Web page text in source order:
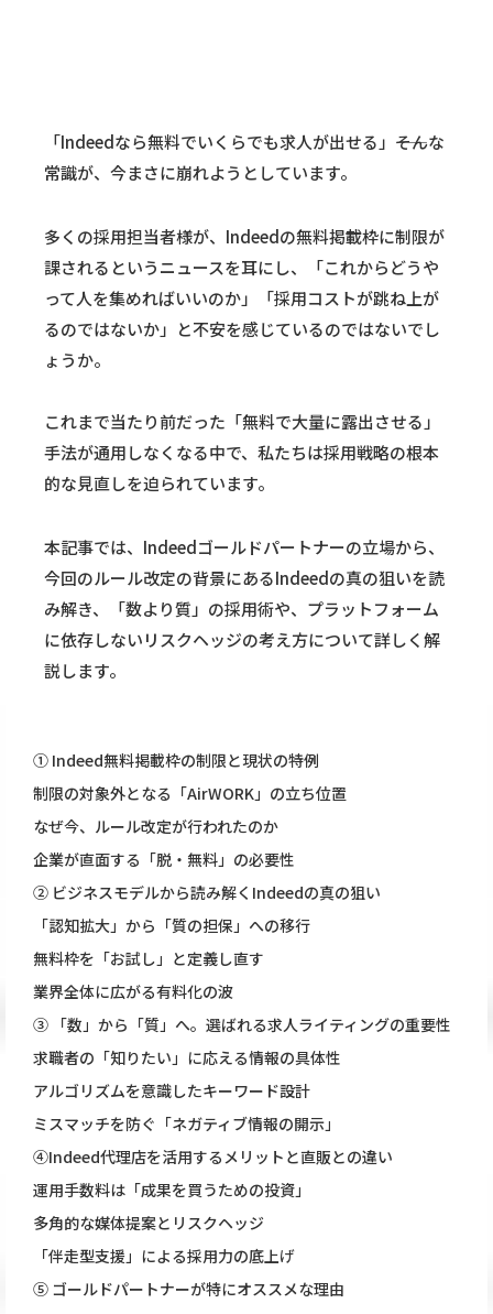
「Indeedなら無料でいくらでも求人が出せる」――そんな
常識が、今まさに崩れようとしています。
多くの採用担当者様が、Indeedの無料掲載枠に制限が
課されるというニュースを耳にし、「これからどうや
って人を集めればいいのか」「採用コストが跳ね上が
るのではないか」と不安を感じているのではないでし
ょうか。
これまで当たり前だった「無料で大量に露出させる」
手法が通用しなくなる中で、私たちは採用戦略の根本
的な見直しを迫られています。
本記事では、Indeedゴールドパートナーの立場から、
今回のルール改定の背景にあるIndeedの真の狙いを読
み解き、「数より質」の採用術や、プラットフォーム
に依存しないリスクヘッジの考え方について詳しく解
説します。
① Indeed無料掲載枠の制限と現状の特例
制限の対象外となる「AirWORK」の立ち位置
なぜ今、ルール改定が行われたのか
企業が直面する「脱・無料」の必要性
② ビジネスモデルから読み解くIndeedの真の狙い
「認知拡大」から「質の担保」への移行
無料枠を「お試し」と定義し直す
業界全体に広がる有料化の波
③ 「数」から「質」へ。選ばれる求人ライティングの重要性
求職者の「知りたい」に応える情報の具体性
アルゴリズムを意識したキーワード設計
ミスマッチを防ぐ「ネガティブ情報の開示」
④Indeed代理店を活用するメリットと直販との違い
運用手数料は「成果を買うための投資」
多角的な媒体提案とリスクヘッジ
「伴走型支援」による採用力の底上げ
⑤ ゴールドパートナーが特にオススメな理由